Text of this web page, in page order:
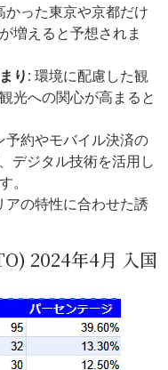
かった東京や京都だけ
増えると予想されま
り: 環境に配慮した観
光への関心が高まると
予約やモバイル決済の
デジタル技術を活用し
。
アの特性に合わせた誘
2024年4月 入国